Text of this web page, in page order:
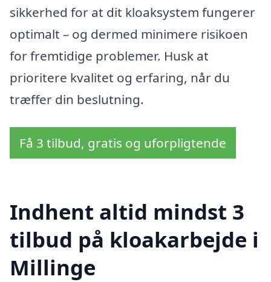
sikkerhed for at dit kloaksystem fungerer
optimalt – og dermed minimere risikoen
for fremtidige problemer. Husk at
prioritere kvalitet og erfaring, når du
træffer din beslutning.
Få 3 tilbud, gratis og uforpligtende
Indhent altid mindst 3
tilbud på kloakarbejde i
Millinge